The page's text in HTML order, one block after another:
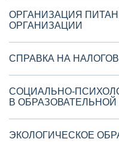
ОРГАНИЗАЦИЯ
ОРГАНИЗАЦИИ
СПРАВКА НА
СОЦИАЛЬНО-
В
ЭКОЛОГИЧЕСКОЕ